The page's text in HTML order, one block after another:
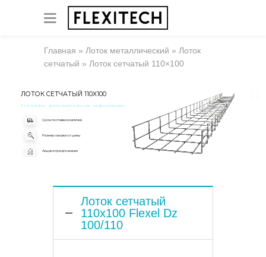
Главная » Лоток металлический » Лоток
сетчатый » Лоток сетчатый 110×100
ЛОТОК СЕТЧАТЫЙ 110X100
Уточняйте дополнительную информацию
Срок поставки и наличие
Размер скидки от цены
Акции и предложения
Лоток сетчатый
110x100 Flexel Dz
100/110